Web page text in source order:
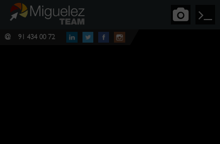
@ 91 434 00 72